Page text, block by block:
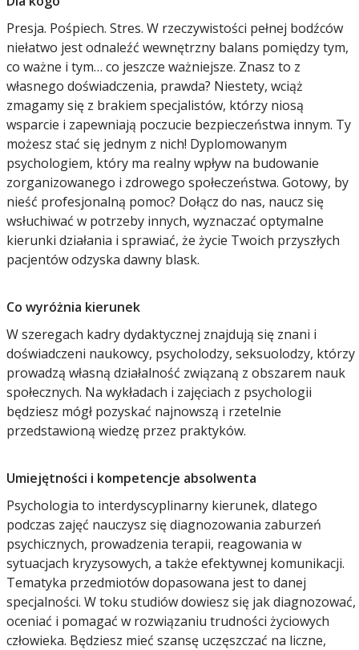
Presja. Pośpiech. Stres. W rzeczywistości pełnej bodźców
niełatwo jest odnaleźć wewnętrzny balans pomiędzy tym,
co ważne i tym… co jeszcze ważniejsze. Znasz to z
własnego doświadczenia, prawda? Niestety, wciąż
zmagamy się z brakiem specjalistów, którzy niosą
wsparcie i zapewniają poczucie bezpieczeństwa innym. Ty
możesz stać się jednym z nich! Dyplomowanym
psychologiem, który ma realny wpływ na budowanie
zorganizowanego i zdrowego społeczeństwa. Gotowy, by
nieść profesjonalną pomoc? Dołącz do nas, naucz się
wsłuchiwać w potrzeby innych, wyznaczać optymalne
kierunki działania i sprawiać, że życie Twoich przyszłych
pacjentów odzyska dawny blask.
Co wyróżnia kierunek
W szeregach kadry dydaktycznej znajdują się znani i
doświadczeni naukowcy, psycholodzy, seksuolodzy, którzy
prowadzą własną działalność związaną z obszarem nauk
społecznych. Na wykładach i zajęciach z psychologii
będziesz mógł pozyskać najnowszą i rzetelnie
przedstawioną wiedzę przez praktyków.
Umiejętności i kompetencje absolwenta
Psychologia to interdyscyplinarny kierunek, dlatego
podczas zajęć nauczysz się diagnozowania zaburzeń
psychicznych, prowadzenia terapii, reagowania w
sytuacjach kryzysowych, a także efektywnej komunikacji.
Tematyka przedmiotów dopasowana jest to danej
specjalności. W toku studiów dowiesz się jak diagnozować,
oceniać i pomagać w rozwiązaniu trudności życiowych
człowieka. Będziesz mieć szansę uczęszczać na liczne,